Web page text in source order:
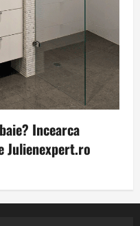
Incearca
Julienexpert.ro